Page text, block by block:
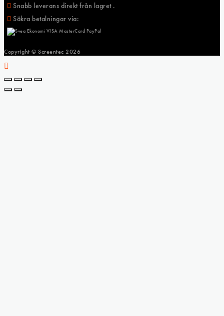
Snabb leverans direkt från lagret .
Säkra betalningar via:
Copyright © Screentec 2026